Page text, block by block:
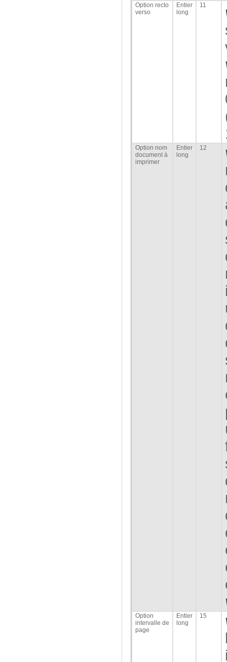
Option recto
verso
Entier
long
11
Option nom
document à
imprimer
Entier
long
12
Option
intervalle de
page
Entier
long
15